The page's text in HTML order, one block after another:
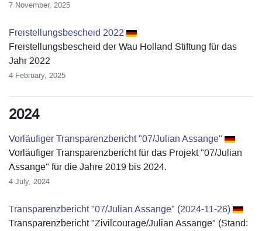
7 November, 2025
Freistellungsbescheid 2022
Freistellungsbescheid der Wau Holland Stiftung für das
Jahr 2022
4 February, 2025
2024
Vorläufiger Transparenzbericht "07/Julian Assange"
Vorläufiger Transparenzbericht für das Projekt "07/Julian
Assange" für die Jahre 2019 bis 2024.
4 July, 2024
Transparenzbericht "07/Julian Assange" (2024-11-26)
Transparenzbericht "Zivilcourage/Julian Assange" (Stand: